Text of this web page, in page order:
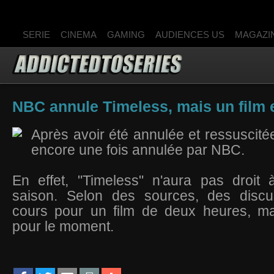
SERIE CINEMA GAMING AUDIENCES US
NBC annule Timeless, mais un film
Après avoir été annulée et
encore une fois annulée par NBC.
En effet, "Timeless" n'aura pas droit
saison. Selon des sources, des
cours pour un film de deux heures,
pour le moment.